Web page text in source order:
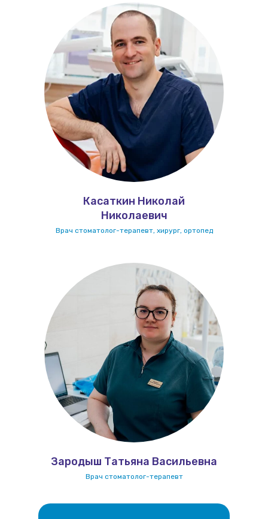
Касаткин Николай
Николаевич
Врач стоматолог-терапевт, хирург, ортопед
Зародыш Татьяна Васильевна
Врач стоматолог-терапевт